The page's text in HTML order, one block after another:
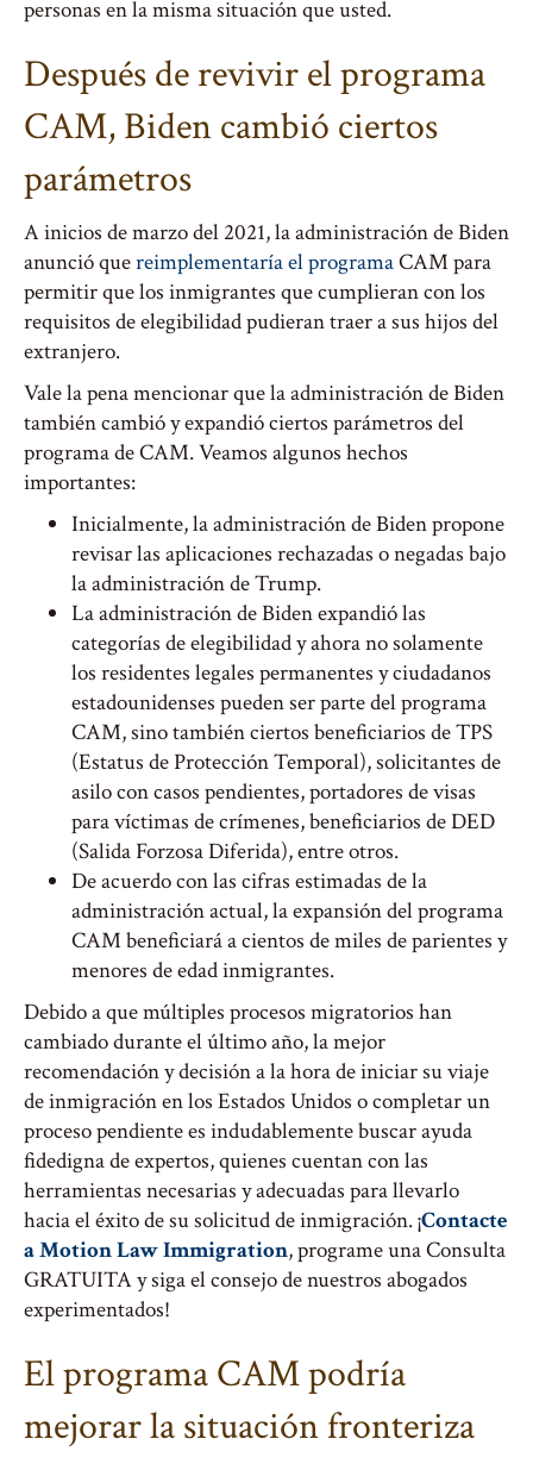
personas en la misma situación que usted.
Después de revivir el programa
CAM, Biden cambió ciertos
parámetros
A inicios de marzo del 2021, la administración de Biden
anunció quereimplementaría el programaCAM para
permitir que los inmigrantes que cumplieran con los
requisitos de elegibilidad pudieran traer a sus hijos del
extranjero.
Vale la pena mencionar que la administración de Biden
también cambió y expandió ciertos parámetros del
programa de CAM. Veamos algunos hechos
importantes:
Inicialmente, la administración de Biden propone
revisar las aplicaciones rechazadas o negadas bajo
la administración de Trump.
La administración de Biden expandió las
categorías de elegibilidad y ahora no solamente
los residentes legales permanentes y ciudadanos
estadounidenses pueden ser parte del programa
CAM, sino también ciertos beneficiarios de TPS
(Estatus de Protección Temporal), solicitantes de
asilo con casos pendientes, portadores de visas
para víctimas de crímenes, beneficiarios de DED
(Salida Forzosa Diferida), entre otros.
De acuerdo con las cifras estimadas de la
administración actual, la expansión del programa
CAM beneficiará a cientos de miles de parientes y
menores de edad inmigrantes.
Debido a que múltiples procesos migratorios han
cambiado durante el último año, la mejor
recomendación y decisión a la hora de iniciar su viaje
de inmigración en los Estados Unidos o completar un
proceso pendiente es indudablemente buscar ayuda
fidedigna de expertos, quienes cuentan con las
herramientas necesarias y adecuadas para llevarlo
hacia el éxito de su solicitud de inmigración. ¡Contacte
a Motion Law Immigration, programe una Consulta
GRATUITA y siga el consejo de nuestros abogados
experimentados!
El programa CAM podría
mejorar la situación fronteriza